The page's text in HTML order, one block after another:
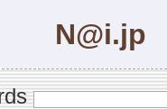
N@i.jp